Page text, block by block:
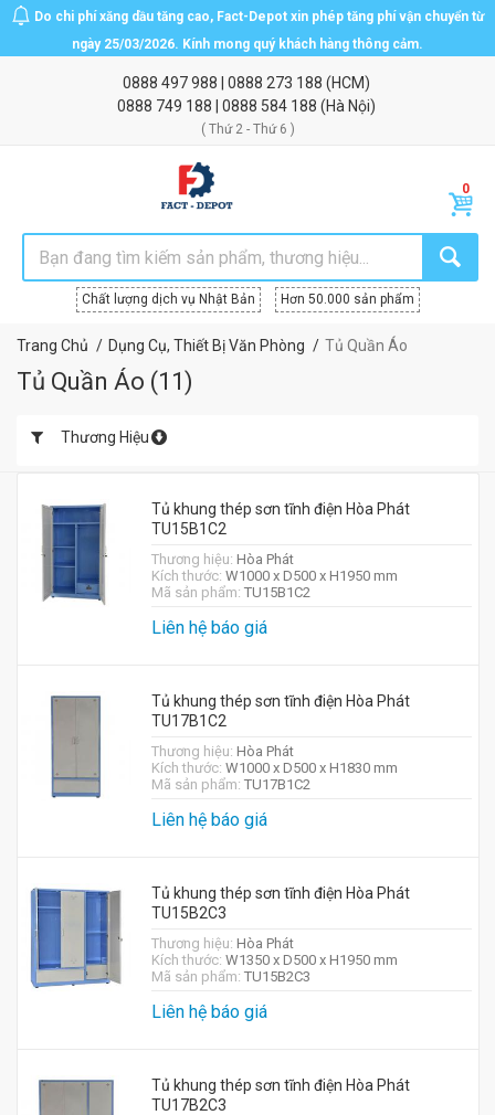
Do chi phí xăng dầu tăng cao, Fact-Depot xin phép tăng phí vận chuyển từ
ngày 25/03/2026. Kính mong quý khách hàng thông cảm.
0888 497 988 0888 273 188 (HCM)
0888 749 188
0888 584 188 (Hà Nội)
( Thứ 2 - Thứ 6 )
Chất lượng dịch vụ Nhật Bản Hơn 50.000 sản phẩm
Trang Chủ Dụng Cụ, Thiết Bị Văn Phòng Tủ Quần Áo
Tủ Quần Áo (11)
Thương Hiệu
Tủ khung thép sơn tĩnh điện Hòa Phát
TU15B1C2
Thương hiệu: Hòa Phát
Kích thước: W1000 x D500 x H1950 mm
Mã sản phẩm: TU15B1C2
Liên hệ báo giá
Tủ khung thép sơn tĩnh điện Hòa Phát
TU17B1C2
Thương hiệu: Hòa Phát
Kích thước: W1000 x D500 x H1830 mm
Mã sản phẩm: TU17B1C2
Liên hệ báo giá
Tủ khung thép sơn tĩnh điện Hòa Phát
TU15B2C3
Thương hiệu: Hòa Phát
Kích thước: W1350 x D500 x H1950 mm
Mã sản phẩm: TU15B2C3
Liên hệ báo giá
Tủ khung thép sơn tĩnh điện Hòa Phát
TU17B2C3